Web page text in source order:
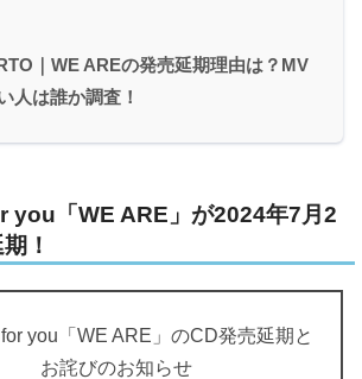
｜WE AREの発売延期理由は？MV
人は誰か調査！
you「WE ARE」が2024年7月2
！
you「WE ARE」のCD発売延期と
お詫びのお知らせ